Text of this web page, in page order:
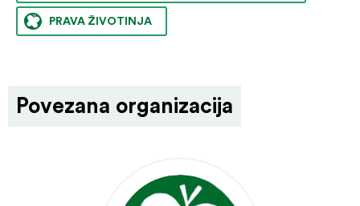
PRAVA ŽIVOTINJA
Povezana organizacija